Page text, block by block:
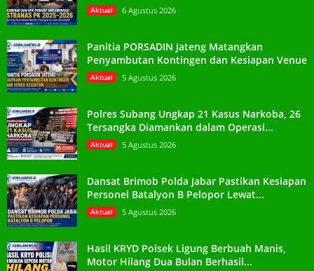
Aktual 6 Agustus 2026
Panitia PORSADIN Jateng Matangkan
Penyambutan Kontingen dan Kesiapan Venue
Aktual 5 Agustus 2026
Polres Subang Ungkap 21 Kasus Narkoba, 26
Tersangka Diamankan dalam Operasi...
Aktual 5 Agustus 2026
Dansat Brimob Polda Jabar Pastikan Kesiapan
Personel Batalyon B Pelopor Lewat...
Aktual 5 Agustus 2026
Hasil KRYD Polsek Ligung Berbuah Manis,
Motor Hilang Dua Bulan Berhasil...